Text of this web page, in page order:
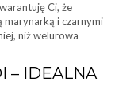
Ci, że
marynarką i czarnymi
niż welurowa
– IDEALNA